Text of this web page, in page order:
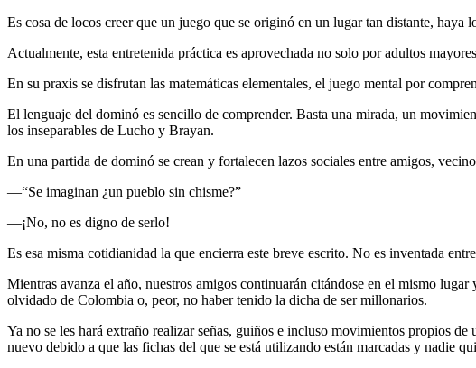
Es cosa de locos creer que un juego que se originó en un lugar tan distante,
Actualmente, esta entretenida práctica es aprovechada no solo por adultos
En su praxis se disfrutan las matemáticas elementales, el juego mental por
El lenguaje del dominó es sencillo de comprender. Basta una mirada, un
los inseparables de Lucho y Brayan.
En una partida de dominó se crean y fortalecen lazos sociales entre amigos,
—“Se imaginan ¿un pueblo sin chisme?”
—¡No, no es digno de serlo!
Es esa misma cotidianidad la que encierra este breve escrito. No es inventada
Mientras avanza el año, nuestros amigos continuarán citándose en el mismo
olvidado de Colombia o, peor, no haber tenido la dicha de ser millonarios.
Ya no se les hará extraño realizar señas, guiños e incluso movimientos propios
nuevo debido a que las fichas del que se está utilizando están marcadas y nadie